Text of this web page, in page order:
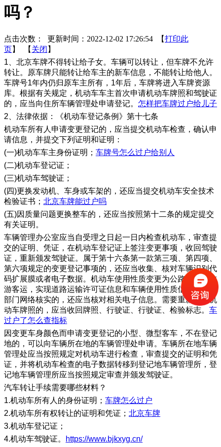
吗？
点击次数： 更新时间：2022-12-02 17:26:54 【打印此
页】 【 关闭 】
1、北京车牌不得转让给子女。车辆可以转让，但车牌不允许
转让。原车牌只能转让给车主的新车信息，不能转让给他人。
车牌号1年内仍归原车主所有，1年后，车牌将进入车牌资源
库。根据有关规定，机动车车主首次申请机动车牌照和驾驶证
的，应当向住所车辆管理处申请登记。 怎样把车牌过户给儿子
2、法律依据：《机动车登记条例》第十七条
机动车所有人申请变更登记的，应当提交机动车检查，确认申
请信息，并提交下列证明和证明：
(一)机动车车主身份证明； 车牌号怎么过户给别人
(二)机动车登记证；
(三)机动车驾驶证；
(四)更换发动机、车身或车架的，还应当提交机动车安全技术
检验证书； 北京车牌能过户吗
(五)因质量问题更换整车的，还应当按照第十二条的规定提交
有关证明。
车辆管理办公室应当自受理之日起一日内检查机动车，审查提
交的证明、凭证，在机动车登记证上签注变更事项，收回驾驶
证，重新颁发驾驶证。属于第十六条第一款第三项、第四项、
第六项规定的变更登记事项的，还应当收集、核对车辆识别代
码扩展膜或者电子数据。机动车使用性质变更为公路客运、旅
游客运，实现道路运输许可证信息和车辆使用性质信息与相关
部门网络核实的，还应当核对相关电子信息。需要重新发放机
动车牌照的，应当收回牌照、行驶证、行驶证、检验标志。 车
过户了怎么查指标
因变更车身颜色而申请变更登记的小型、微型客车，不在登记
地的，可以向车辆所在地的车辆管理处申请。车辆所在地车辆
管理处应当按照规定对机动车进行检查，审查提交的证明和凭
证，并将机动车检查的电子数据转移到登记地车辆管理所，登
记地车辆管理所应当按照规定审查并颁发驾驶证。
​汽车转让手续需要哪些材料？
1.机动车所有人的身份证明； 车牌怎么过户
2.机动车所有权转让的证明和凭证； 北京车牌
3.机动车登记证；
4.机动车驾驶证。
https://www.bjkxyg.cn/